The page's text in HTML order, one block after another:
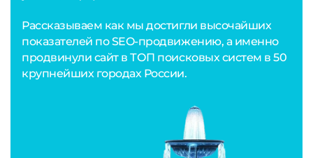
Рассказываем как мы достигли высочайших
показателей по SEO-продвижению, а именно
продвинули сайт в ТОП поисковых систем в 50
крупнейших городах России.